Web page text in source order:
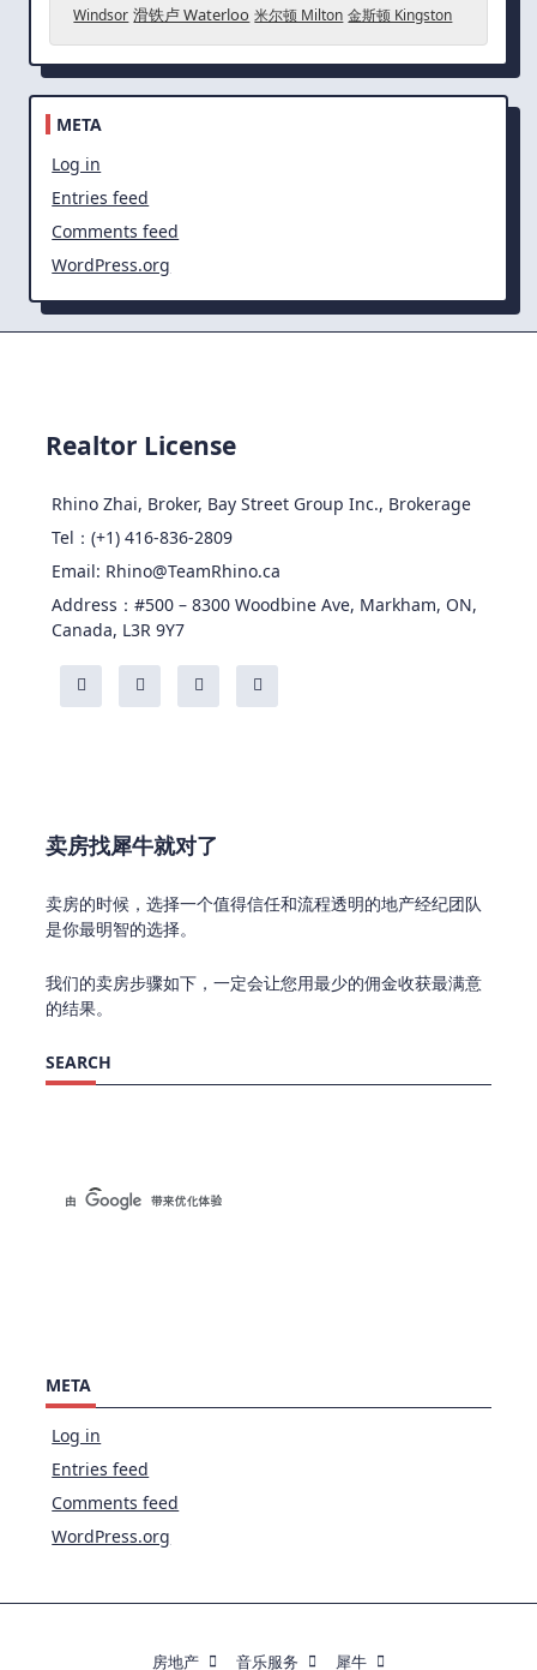
Windsor 滑铁卢 Waterloo 米尔顿 Milton 金斯顿 Kingston
META
Log in
Entries feed
Comments feed
WordPress.org
Realtor License
Rhino Zhai, Broker, Bay Street Group Inc., Brokerage
Tel：(+1) 416-836-2809
Email: Rhino@TeamRhino.ca
Address：#500 – 8300 Woodbine Ave, Markham, ON,
Canada, L3R 9Y7
卖房找犀牛就对了
卖房的时候，选择一个值得信任和流程透明的地产经纪团队
是你最明智的选择。
我们的卖房步骤如下，一定会让您用最少的佣金收获最满意
的结果。
SEARCH
META
Log in
Entries feed
Comments feed
WordPress.org
房地产 音乐服务 犀牛